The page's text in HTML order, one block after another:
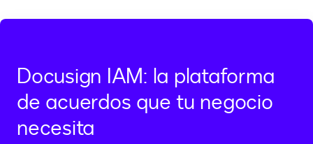
Docusign IAM: la plataforma
de acuerdos que tu negocio
necesita